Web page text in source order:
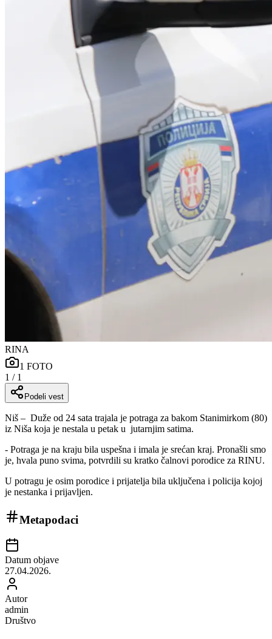
RINA
1 FOTO
1 / 1
Podeli vest
Niš – Duže od 24 sata trajala je potraga za bakom Stanimirkom (80)
iz Niša koja je nestala u petak u jutarnjim satima.
- Potraga je na kraju bila uspešna i imala je srećan kraj. Pronašli smo
je, hvala puno svima, potvrdili su kratko čalnovi porodice za RINU.
U potragu je osim porodice i prijatelja bila uključena i policija kojoj
je nestanka i prijavljen.
Metapodaci
Datum objave
27.04.2026.
Autor
admin
Društvo